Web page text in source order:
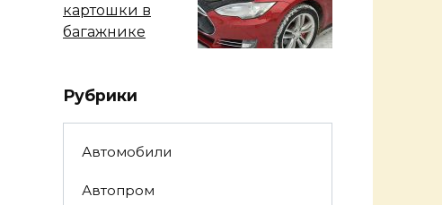
картошки в
багажнике
Рубрики
Автомобили
Автопром